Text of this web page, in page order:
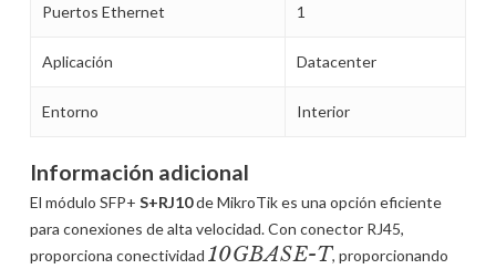
Puertos Ethernet 1
Aplicación Datacenter
Entorno Interior
Información adicional
El módulo SFP+ S+RJ10de MikroTik es una opción eficiente
para conexiones de alta velocidad. Con conector RJ45,
proporciona conectividad 10GBASE-T, proporcionando